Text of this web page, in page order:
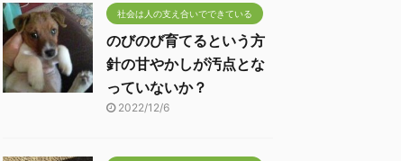
社会は人の支え合いでできている
のびのび育てるという方
針の甘やかしが汚点とな
っていないか？
2022/12/6